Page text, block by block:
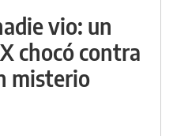
vio: un
chocó contra
misterio